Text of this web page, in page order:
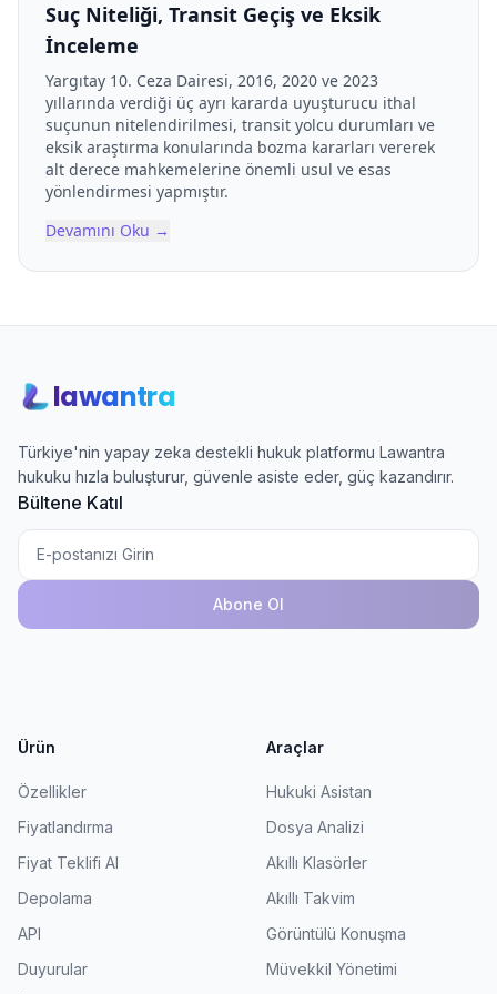
Suç Niteliği, Transit Geçiş ve Eksik
İnceleme
Yargıtay 10. Ceza Dairesi, 2016, 2020 ve 2023
yıllarında verdiği üç ayrı kararda uyuşturucu ithal
suçunun nitelendirilmesi, transit yolcu durumları ve
eksik araştırma konularında bozma kararları vererek
alt derece mahkemelerine önemli usul ve esas
yönlendirmesi yapmıştır.
Devamını Oku →
lawantra
Türkiye'nin yapay zeka destekli hukuk platformu Lawantra
hukuku hızla buluşturur, güvenle asiste eder, güç kazandırır.
Bültene Katıl
Abone Ol
Ürün
Özellikler
Fiyatlandırma
Fiyat Teklifi Al
Depolama
API
Duyurular
Araçlar
Hukuki Asistan
Dosya Analizi
Akıllı Klasörler
Akıllı Takvim
Görüntülü Konuşma
Müvekkil Yönetimi